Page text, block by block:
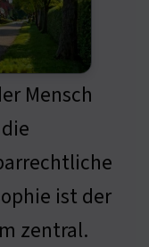
Mensch
ist der
zentral.